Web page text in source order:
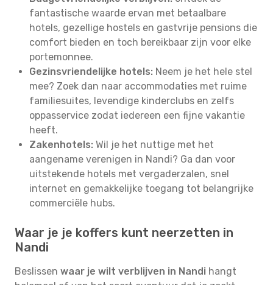
fantastische waarde ervan met betaalbare
hotels, gezellige hostels en gastvrije pensions die
comfort bieden en toch bereikbaar zijn voor elke
portemonnee.
Gezinsvriendelijke hotels: Neem je het hele stel
mee? Zoek dan naar accommodaties met ruime
familiesuites, levendige kinderclubs en zelfs
oppasservice zodat iedereen een fijne vakantie
heeft.
Zakenhotels: Wil je het nuttige met het
aangename verenigen in Nandi? Ga dan voor
uitstekende hotels met vergaderzalen, snel
internet en gemakkelijke toegang tot belangrijke
commerciële hubs.
Waar je je koffers kunt neerzetten in
Nandi
Beslissen waar je wilt verblijven in Nandi hangt